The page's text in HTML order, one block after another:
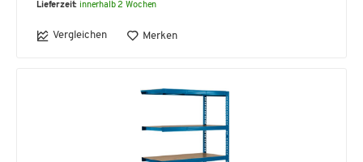
Lieferzeit: innerhalb 2 Wochen
Vergleichen Merken